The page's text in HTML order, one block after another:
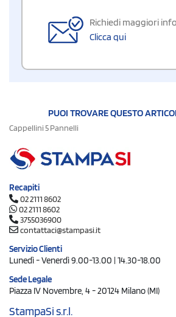
Richiedi maggiori
Clicca qui
PUOI TROVARE QUESTO
Cappellini 5 Pannelli
Recapiti
02 2111 8602
02 2111 8602
3755036900
contattaci@stampasi.it
Servizio Clienti
Lunedì - Venerdì 9.00-13.00 | 14.30-18.00
Sede Legale
Piazza IV Novembre, 4 - 20124 Milano (MI)
StampaSi s.r.l.